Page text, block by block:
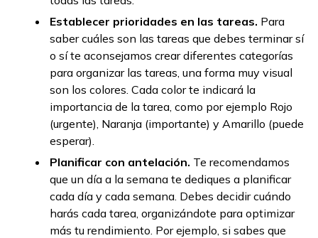
Establecer prioridades en las tareas. Para
saber cuáles son las tareas que debes terminar sí
o sí te aconsejamos crear diferentes categorías
para organizar las tareas, una forma muy visual
son los colores. Cada color te indicará la
importancia de la tarea, como por ejemplo Rojo
(urgente), Naranja (importante) y Amarillo (puede
esperar).
Planificar con antelación. Te recomendamos
que un día a la semana te dediques a planificar
cada día y cada semana. Debes decidir cuándo
harás cada tarea, organizándote para optimizar
más tu rendimiento. Por ejemplo, si sabes que